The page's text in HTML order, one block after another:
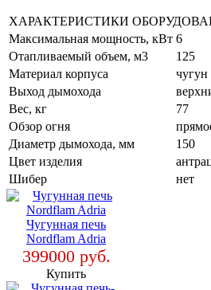
ХАРАКТЕРИСТИКИ
Максимальная мощность, кВт 6
Отапливаемый объем, м3
125
Материал корпуса
чугун
Выход дымохода
Вес, кг
77
Обзор огня
Диаметр дымохода, мм
150
Цвет изделия
Шибер
нет
Чугунная печь
Nordflam Adria
399000 руб.
Купить